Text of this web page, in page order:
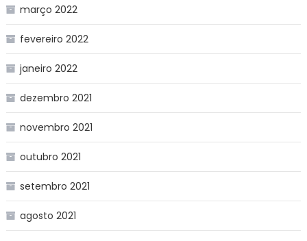
março 2022
fevereiro 2022
janeiro 2022
dezembro 2021
novembro 2021
outubro 2021
setembro 2021
agosto 2021